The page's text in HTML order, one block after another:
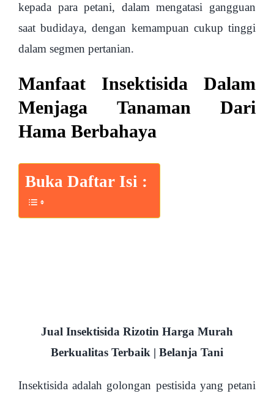
kepada para petani, dalam mengatasi gangguan
saat budidaya, dengan kemampuan cukup tinggi
dalam segmen pertanian.
Manfaat Insektisida Dalam
Menjaga Tanaman Dari
Hama Berbahaya
Buka Daftar Isi :
Jual Insektisida Rizotin Harga Murah
Berkualitas Terbaik | Belanja Tani
Insektisida adalah golongan pestisida yang petani